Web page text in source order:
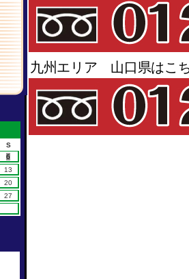
S
6
13
20
27
九州エリア 山口県はこ